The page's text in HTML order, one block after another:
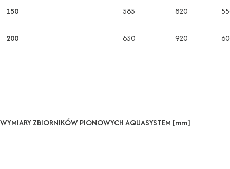
150 585 820
200 630 920
WYMIARY ZBIORNIKÓW PIONOWYCH AQUASYSTEM [mm]